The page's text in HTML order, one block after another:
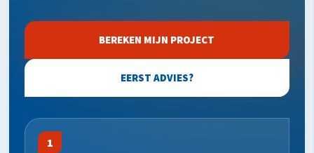
BEREKEN MIJN PROJECT
EERST ADVIES?
1